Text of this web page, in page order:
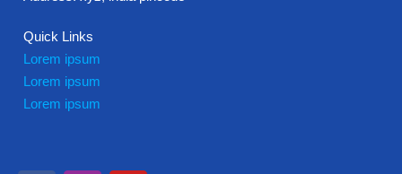
Quick Links
Lorem ipsum
Lorem ipsum
Lorem ipsum